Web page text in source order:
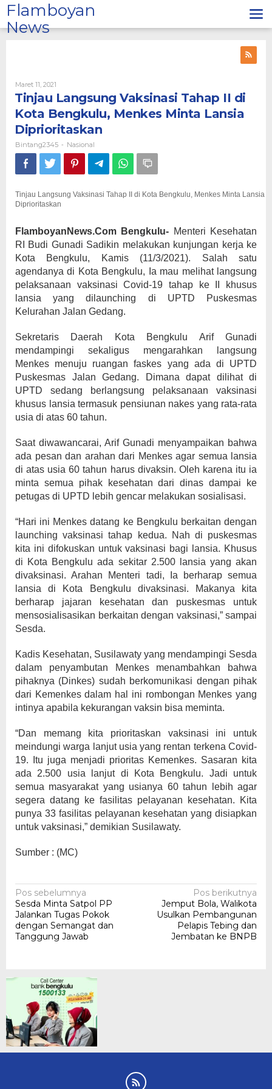
Lewati
ke
konten
Flamboyan
News
Maret 11, 2021
Bintang2345
Tinjau Langsung Vaksinasi Tahap II di
Kota Bengkulu, Menkes Minta Lansia
Diprioritaskan
Bintang2345 - Nasional
Tinjau Langsung Vaksinasi Tahap II di Kota Bengkulu, Menkes Minta Lansia
Diprioritaskan
FlamboyanNews.Com Bengkulu- Menteri Kesehatan
RI Budi Gunadi Sadikin melakukan kunjungan kerja ke
Kota Bengkulu, Kamis (11/3/2021). Salah satu
agendanya di Kota Bengkulu, Ia mau melihat langsung
pelaksanaan vaksinasi Covid-19 tahap ke II khusus
lansia yang dilaunching di UPTD Puskesmas
Kelurahan Jalan Gedang.
Sekretaris Daerah Kota Bengkulu Arif Gunadi
mendampingi sekaligus mengarahkan langsung
Menkes menuju ruangan faskes yang ada di UPTD
Puskesmas Jalan Gedang. Dimana dapat dilihat di
UPTD sedang berlangsung pelaksanaan vaksinasi
khusus lansia termasuk pensiunan nakes yang rata-rata
usia di atas 60 tahun.
Saat diwawancarai, Arif Gunadi menyampaikan bahwa
ada pesan dan arahan dari Menkes agar semua lansia
di atas usia 60 tahun harus divaksin. Oleh karena itu ia
minta semua pihak kesehatan dari dinas dampai ke
petugas di UPTD lebih gencar melakukan sosialisasi.
“Hari ini Menkes datang ke Bengkulu berkaitan dengan
launching vaksinasi tahap kedua. Nah di puskesmas
kita ini difokuskan untuk vaksinasi bagi lansia. Khusus
di Kota Bengkulu ada sekitar 2.500 lansia yang akan
divaksinasi. Arahan Menteri tadi, Ia berharap semua
lansia di Kota Bengkulu divaksinasi. Makanya kita
berharap jajaran kesehatan dan puskesmas untuk
mensosialisasikan berkaitan dengan vaksinasi,” sampai
Sesda.
Kadis Kesehatan, Susilawaty yang mendampingi Sesda
dalam penyambutan Menkes menambahkan bahwa
pihaknya (Dinkes) sudah berkomunikasi dengan pihak
dari Kemenkes dalam hal ini rombongan Menkes yang
intinya apabila kekurangan vaksin bisa meminta.
“Dan memang kita prioritaskan vaksinasi ini untuk
meindungi warga lanjut usia yang rentan terkena Covid-
19. Itu juga menjadi prioritas Kemenkes. Sasaran kita
ada 2.500 usia lanjut di Kota Bengkulu. Jadi untuk
semua masyarakat yang usianya 60 tahun lebih agar
segera datang ke fasilitas pelayanan kesehatan. Kita
punya 33 fasilitas pelayanan kesehatan yang disiapkan
untuk vaksinasi,” demikian Susilawaty.
Sumber : (MC)
Navigasi
pos
Pos sebelumnya
Sesda Minta Satpol PP
Jalankan Tugas Pokok
dengan Semangat dan
Tanggung Jawab
Pos berikutnya
Jemput Bola, Walikota
Usulkan Pembangunan
Pelapis Tebing dan
Jembatan ke BNPB